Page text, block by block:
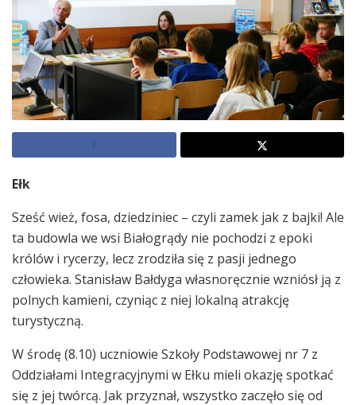
Ełk
Sześć wież, fosa, dziedziniec – czyli zamek jak z bajki! Ale
ta budowla we wsi Białogrądy nie pochodzi z epoki
królów i rycerzy, lecz zrodziła się z pasji jednego
człowieka. Stanisław Bałdyga własnoręcznie wzniósł ją z
polnych kamieni, czyniąc z niej lokalną atrakcję
turystyczną.
W środę (8.10) uczniowie Szkoły Podstawowej nr 7 z
Oddziałami Integracyjnymi w Ełku mieli okazję spotkać
się z jej twórcą. Jak przyznał, wszystko zaczęło się od